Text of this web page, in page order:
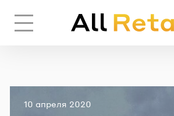
Опубликовано
10 апреля 2020
ЧЕРЕЗ